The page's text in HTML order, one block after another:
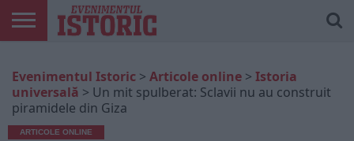
ONLINE
EDIȚII
TIPĂRITE
ISTORIC
PLAY
CONTUL
MEU
Evenimentul Istoric > Articole online > Istoria
universală > Un mit spulberat: Sclavii nu au construit
piramidele din Giza
ARTICOLE ONLINE